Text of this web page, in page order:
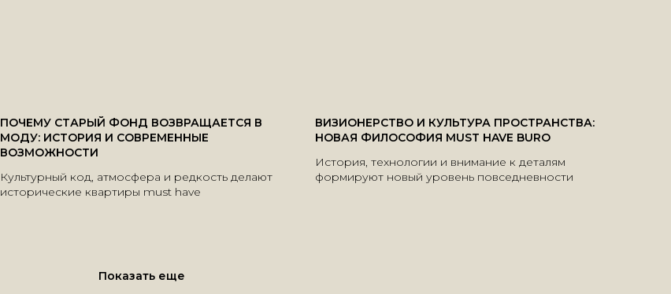
ПОЧЕМУ СТАРЫЙ ФОНД ВОЗВРАЩАЕТСЯ В
МОДУ: ИСТОРИЯ И СОВРЕМЕННЫЕ
ВОЗМОЖНОСТИ
Культурный код, атмосфера и редкость делают
исторические квартиры must have
ВИЗИОНЕРСТВО И КУЛЬТУРА ПРОСТРАНСТВА:
НОВАЯ ФИЛОСОФИЯ MUST HAVE BURO
История, технологии и внимание к деталям
формируют новый уровень повседневности
Показать еще